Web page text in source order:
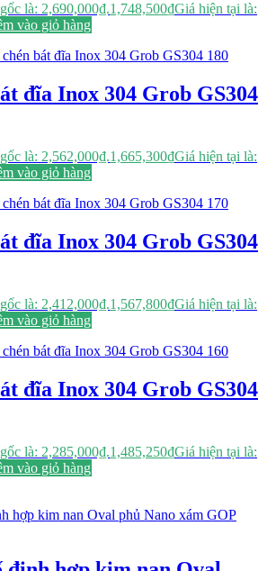
là: 2,690,000₫.1,748,500₫Giá hiện tại là:
vào giỏ hàng
đĩa Inox 304 Grob GS304
là: 2,562,000₫.1,665,300₫Giá hiện tại là:
vào giỏ hàng
đĩa Inox 304 Grob GS304
là: 2,412,000₫.1,567,800₫Giá hiện tại là:
vào giỏ hàng
đĩa Inox 304 Grob GS304
là: 2,285,000₫.1,485,250₫Giá hiện tại là:
vào giỏ hàng